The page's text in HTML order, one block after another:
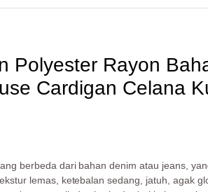
Polyester Rayon
Cardigan Celana
berbeda dari bahan denim atau jeans,
lemas, ketebalan sedang, jatuh, agak